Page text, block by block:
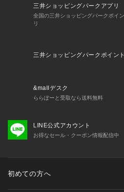
三井ショッピングパークアプリ
全国の三井ショッピングパークポイ
リ
三井ショッピングパークポイント
&mallデスク
ららぽーと受取なら送料無料
LINE公式アカウント
お得なセール・クーポン情報配信中
初めての方へ